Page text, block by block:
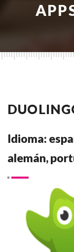
Idioma:
alemán,